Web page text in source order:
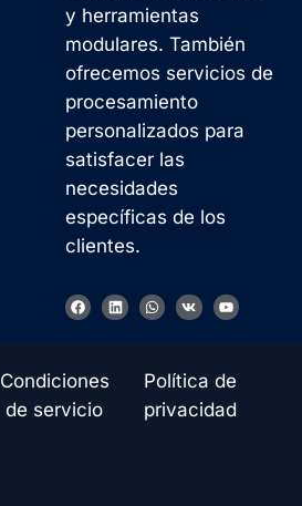
y herramientas
modulares. También
ofrecemos servicios de
procesamiento
personalizados para
satisfacer las
necesidades
específicas de los
clientes.
F
a
o
L
i
W
h
a
p
V
k
Y
o
b
e
Condiciones
de servicio
Política de
privacidad